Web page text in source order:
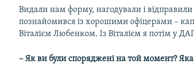
Видали нам форму, нагодували і відправили
познайомився із хорошими офіцерами –
Віталієм Любенком. Із Віталієм я потім у
– Як ви були споряджені на той момент? Яка